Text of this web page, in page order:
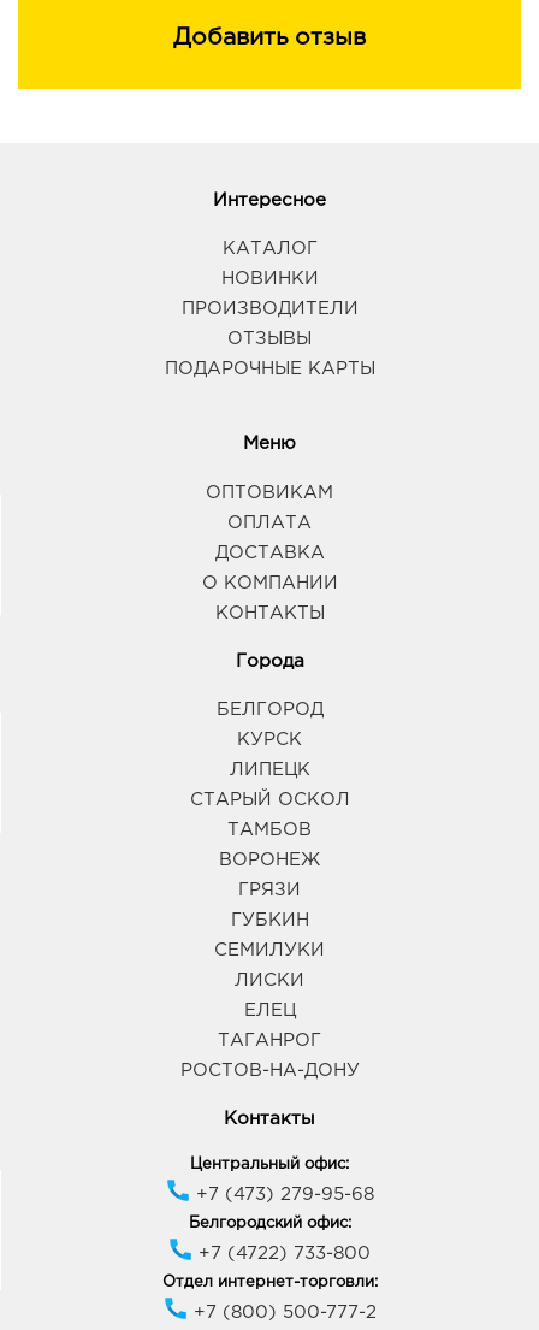
Добавить отзыв
Интересное
КАТАЛОГ
НОВИНКИ
ПРОИЗВОДИТЕЛИ
ОТЗЫВЫ
ПОДАРОЧНЫЕ КАРТЫ
Меню
ОПТОВИКАМ
ОПЛАТА
ДОСТАВКА
О КОМПАНИИ
КОНТАКТЫ
Города
БЕЛГОРОД
КУРСК
ЛИПЕЦК
СТАРЫЙ ОСКОЛ
ТАМБОВ
ВОРОНЕЖ
ГРЯЗИ
ГУБКИН
СЕМИЛУКИ
ЛИСКИ
ЕЛЕЦ
ТАГАНРОГ
РОСТОВ-НА-ДОНУ
Контакты
Центральный офис:
+7 (473) 279-95-68
Белгородский офис:
+7 (4722) 733-800
Отдел интернет-торговли:
+7 (800) 500-777-2